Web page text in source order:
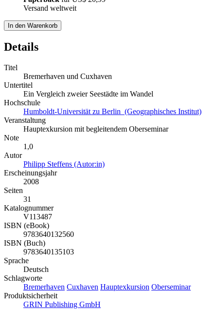
Versand weltweit
In den Warenkorb
Details
Titel
Bremerhaven und Cuxhaven
Untertitel
Ein Vergleich zweier Seestädte im Wandel
Hochschule
Humboldt-Universität zu Berlin (Geographisches Institut)
Veranstaltung
Hauptexkursion mit begleitendem Oberseminar
Note
1,0
Autor
Philipp Steffens (Autor:in)
Erscheinungsjahr
2008
Seiten
31
Katalognummer
V113487
ISBN (eBook)
9783640132560
ISBN (Buch)
9783640135103
Sprache
Deutsch
Schlagworte
Bremerhaven Cuxhaven Hauptexkursion Oberseminar
Produktsicherheit
GRIN Publishing GmbH